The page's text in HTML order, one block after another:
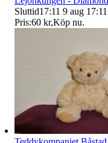
Sluttid17:11 9 aug 17:11
Pris:60 kr,Köp nu.